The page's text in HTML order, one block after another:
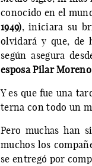
conocido en el
1949), iniciara su
olvidará y que, de
según asegura
esposa Pilar Moreno
Y es que fue una
terna con todo un
Pero muchas han
muchos los
se entregó por